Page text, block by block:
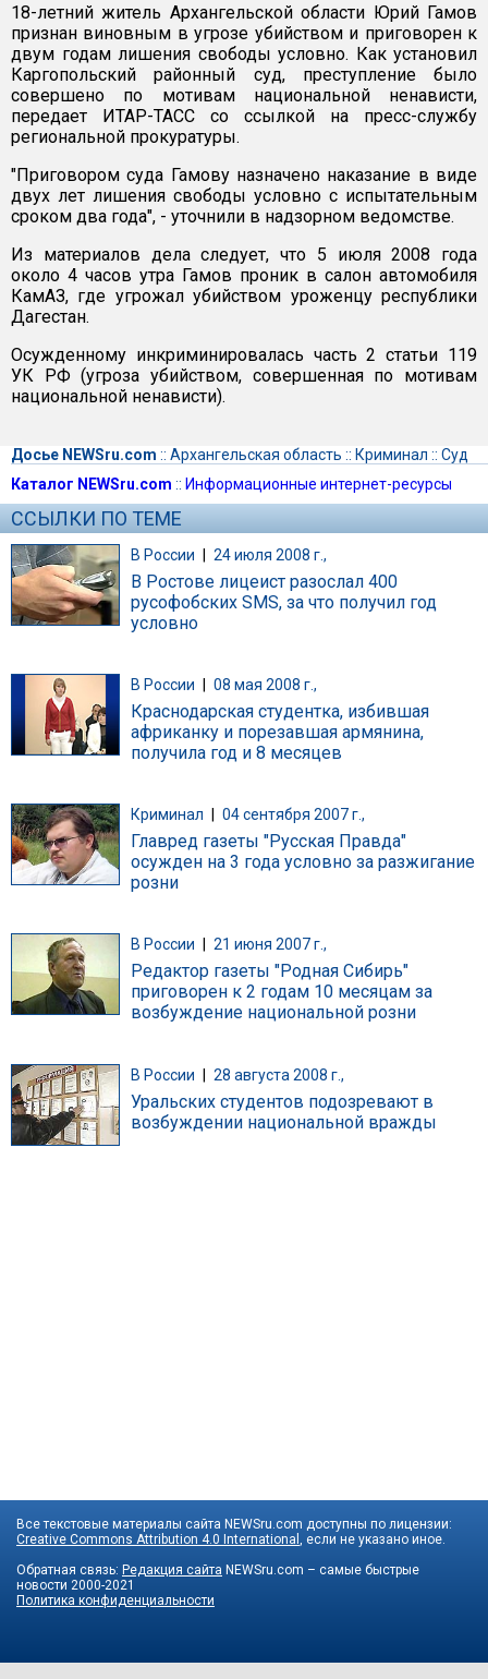
18-летний житель Архангельской области Юрий Гамов
признан виновным в угрозе убийством и приговорен к
двум годам лишения свободы условно. Как установил
Каргопольский районный суд, преступление было
совершено по мотивам национальной ненависти,
передает ИТАР-ТАСС со ссылкой на пресс-службу
региональной прокуратуры.
"Приговором суда Гамову назначено наказание в виде
двух лет лишения свободы условно с испытательным
сроком два года", - уточнили в надзорном ведомстве.
Из материалов дела следует, что 5 июля 2008 года
около 4 часов утра Гамов проник в салон автомобиля
КамАЗ, где угрожал убийством уроженцу республики
Дагестан.
Осужденному инкриминировалась часть 2 статьи 119
УК РФ (угроза убийством, совершенная по мотивам
национальной ненависти).
Досье NEWSru.com :: Архангельская область :: Криминал :: Суд
Каталог NEWSru.com :: Информационные интернет-ресурсы
ССЫЛКИ ПО ТЕМЕ
В России | 24 июля 2008 г.,
В Ростове лицеист разослал 400
русофобских SMS, за что получил год
условно
В России 08 мая 2008 г.,
Краснодарская студентка, избившая
африканку и порезавшая армянина,
получила год и 8 месяцев
Криминал 04 сентября 2007 г.,
Главред газеты "Русская Правда"
осужден на 3 года условно за разжигание
розни
В России 21 июня 2007 г.,
Редактор газеты "Родная Сибирь"
приговорен к 2 годам 10 месяцам за
возбуждение национальной розни
В России | 28 августа 2008 г.,
Уральских студентов подозревают в
возбуждении национальной вражды
Все текстовые материалы сайта NEWSru.com доступны по лицензии:
Creative Commons Attribution 4.0 International , если не указано иное.
Обратная связь: Редакция сайта NEWSru.com – самые быстрые
новости 2000-2021
Политика конфиденциальности